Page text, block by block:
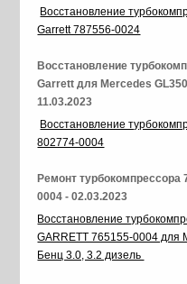
Восстановление
Garrett 787556-0024
Восстановление
Garrett для Mercedes
11.03.2023
Восстановление
802774-0004
Ремонт турбокомпрессора
0004 - 02.03.2023
Восстановление
GARRETT 765155-0004 для
Бенц 3.0, 3.2 дизель